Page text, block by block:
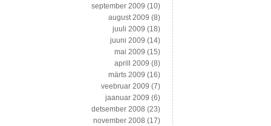
september 2009 (10)
august 2009 (8)
juuli 2009 (18)
juuni 2009 (14)
mai 2009 (15)
aprill 2009 (8)
märts 2009 (16)
veebruar 2009 (7)
jaanuar 2009 (6)
detsember 2008 (23)
november 2008 (17)